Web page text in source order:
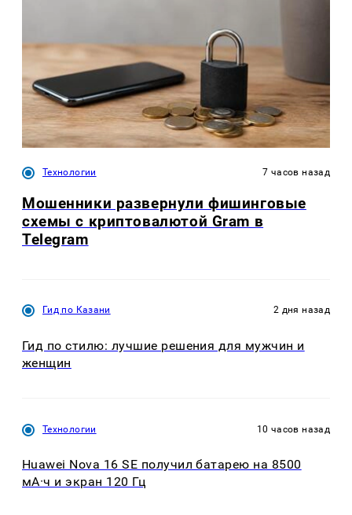
Технологии 7 часов назад
Мошенники развернули фишинговые
схемы с криптовалютой Gram в
Telegram
Гид по Казани 2 дня назад
Гид по стилю: лучшие решения для мужчин и
женщин
Технологии 10 часов назад
Huawei Nova 16 SE получил батарею на 8500
мА·ч и экран 120 Гц